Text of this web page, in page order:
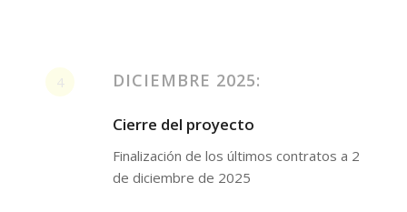
DICIEMBRE 2025:
4
Cierre del proyecto
Finalización de los últimos contratos a 2
de diciembre de 2025